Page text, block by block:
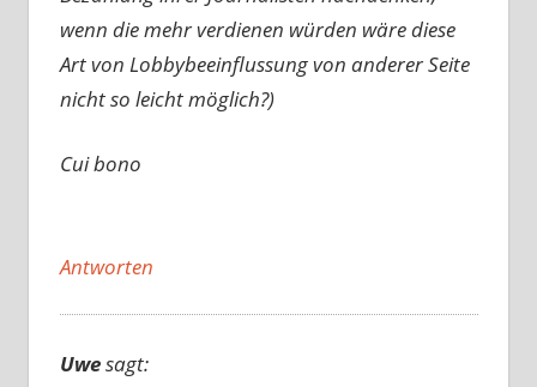
wenn die mehr verdienen würden wäre diese
Art von Lobbybeeinflussung von anderer Seite
nicht so leicht möglich?)
Cui bono
Antworten
Uwesagt: